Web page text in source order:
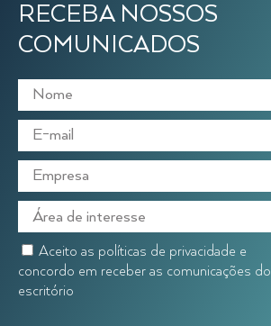
RECEBA NOSSOS
COMUNICADOS
Aceito as políticas de privacidade e
concordo em receber as comunicações do
escritório